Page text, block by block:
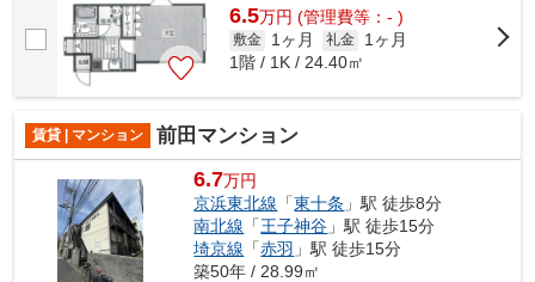
6.5万円 (管理費等：- )
敷金 1ヶ月 礼金
1ヶ月
1階 / 1K / 24.40㎡
賃貸 | マンション 前田マンション
6.7万円
京浜東北線 「東十条 」駅 徒歩8分
南北線 「王子神谷 」駅 徒歩15分
埼京線 「赤羽 」駅 徒歩15分
築50年 / 28.99㎡